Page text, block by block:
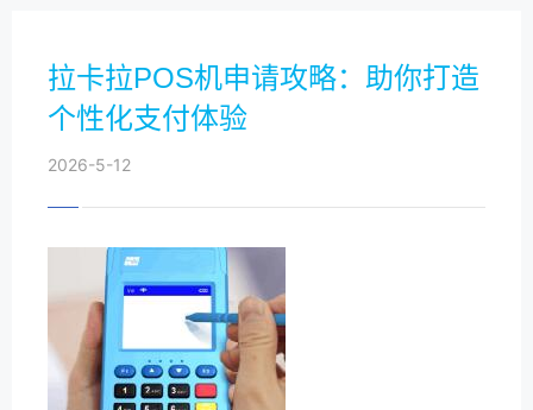
拉卡拉POS机申请攻略：助你打造
个性化支付体验
2026-5-12